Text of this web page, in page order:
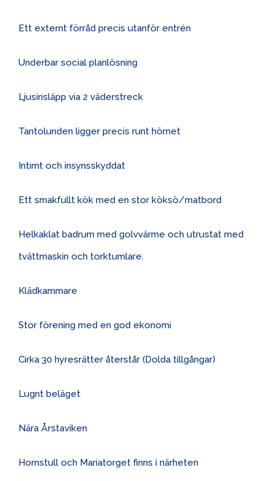
Ett externt förråd precis utanför entrén
Underbar social planlösning
Ljusinsläpp via 2 väderstreck
Tantolunden ligger precis runt hörnet
Intimt och insynsskyddat
Ett smakfullt kök med en stor köksö/matbord
Helkaklat badrum med golvvärme och utrustat med
tvättmaskin och torktumlare.
Klädkammare
Stor förening med en god ekonomi
Cirka 30 hyresrätter återstår (Dolda tillgångar)
Lugnt beläget
Nära Årstaviken
Hornstull och Mariatorget finns i närheten